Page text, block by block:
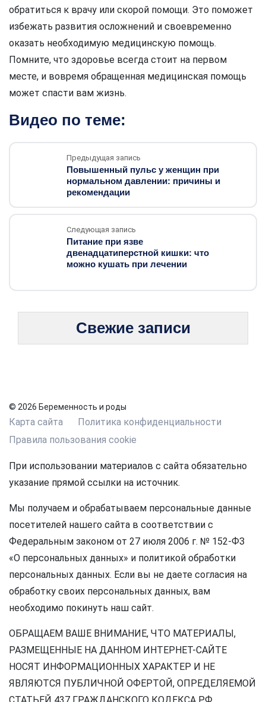
обратиться к врачу или скорой помощи. Это поможет
избежать развития осложнений и своевременно
оказать необходимую медицинскую помощь.
Помните, что здоровье всегда стоит на первом
месте, и вовремя обращенная медицинская помощь
может спасти вам жизнь.
Видео по теме:
Предыдущая запись
Повышенный пульс у женщин при
нормальном давлении: причины и
рекомендации
Следующая запись
Питание при язве
двенадцатиперстной кишки: что
можно кушать при лечении
Свежие записи
© 2026 Беременность и роды
Карта сайта
Политика конфиденциальности
Правила пользования cookie
При использовании материалов с сайта обязательно
указание прямой ссылки на источник.
Мы получаем и обрабатываем персональные данные
посетителей нашего сайта в соответствии с
Федеральным законом от 27 июля 2006 г. № 152-ФЗ
«О персональных данных» и политикой обработки
персональных данных. Если вы не даете согласия на
обработку своих персональных данных, вам
необходимо покинуть наш сайт.
ОБРАЩАЕМ ВАШЕ ВНИМАНИЕ, ЧТО МАТЕРИАЛЫ,
РАЗМЕЩЕННЫЕ НА ДАННОМ ИНТЕРНЕТ-САЙТЕ
НОСЯТ ИНФОРМАЦИОННЫХ ХАРАКТЕР И НЕ
ЯВЛЯЮТСЯ ПУБЛИЧНОЙ ОФЕРТОЙ, ОПРЕДЕЛЯЕМОЙ